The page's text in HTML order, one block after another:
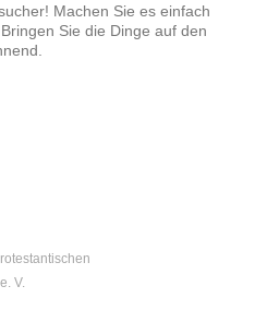
Machen Sie es einfach
Sie die Dinge auf den
V.